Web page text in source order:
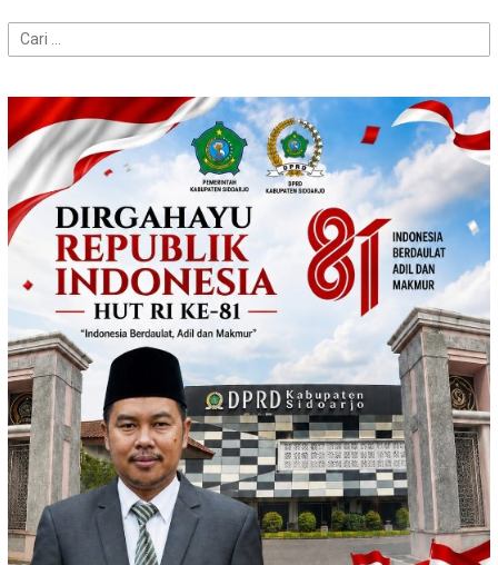
Cari
untuk: